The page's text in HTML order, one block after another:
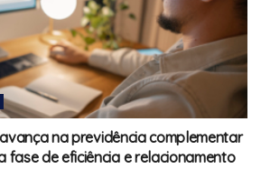
na previdência complementar
fase de eficiência e relacionamento